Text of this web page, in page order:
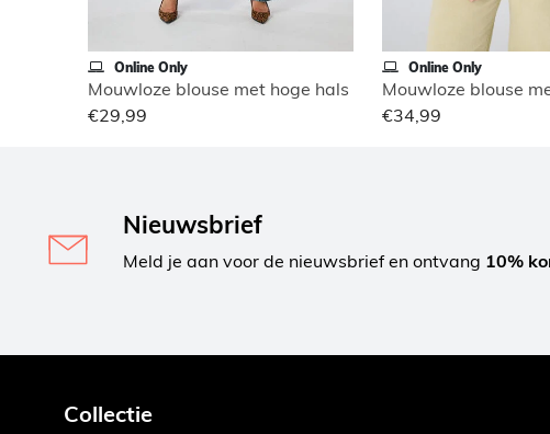
Online Only
Mouwloze blouse met hoge hals
€29,99
Online Only
Mouwloze blouse
€34,99
Nieuwsbrief
Meld je aan voor de nieuwsbrief en ontvang 10%
Collectie